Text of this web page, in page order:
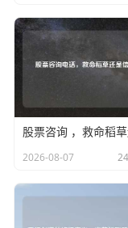
2026-08-07